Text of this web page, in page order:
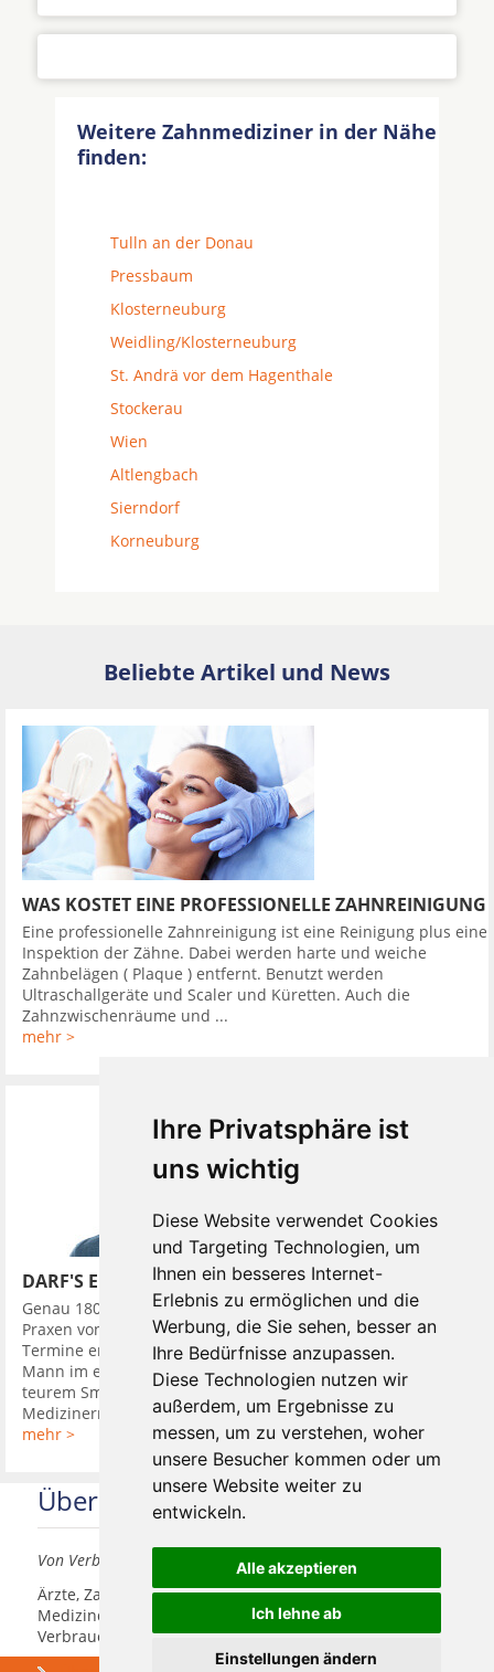
Ihre Privatsphäre ist
uns wichtig
Diese Website verwendet Cookies
und Targeting Technologien, um
Ihnen ein besseres Internet-
Erlebnis zu ermöglichen und die
Werbung, die Sie sehen, besser an
Ihre Bedürfnisse anzupassen.
Diese Technologien nutzen wir
außerdem, um Ergebnisse zu
messen, um zu verstehen, woher
unsere Besucher kommen oder um
unsere Website weiter zu
entwickeln.
Alle akzeptieren
Ich lehne ab
Einstellungen ändern
Weitere Zahnmediziner in der Nähe
finden:
Tulln an der Donau
Pressbaum
Klosterneuburg
Weidling/Klosterneuburg
St. Andrä vor dem Hagenthale
Stockerau
Wien
Altlengbach
Sierndorf
Korneuburg
Beliebte Artikel und News
WAS KOSTET EINE PROFESSIONELLE ZAHNREINIGUNG
Eine professionelle Zahnreinigung ist eine Reinigung plus eine
Inspektion der Zähne. Dabei werden harte und weiche
Zahnbelägen ( Plaque ) entfernt. Benutzt werden
Ultraschallgeräte und Scaler und Küretten. Auch die
Zahnzwischenräume und ...
mehr >
DARF'S EIN BISSCHEN MEHR SEIN?
Genau 180 Mal besuchte ein junger Züricher im Jahr 2016
Praxen von Zahnärzten. Das Besondere war: Bei der Hälfte der
Termine erschien er als gepflegter, Erfolg ausstrahlender
Mann im edlen Anzug und ausgestattet mit Accessoires, wie
teurem Smartphone, die Status symbolisierten. Den
Medizinern sagte ...
mehr >
Über uns
Von Verbrauchern für Verbraucher
Ärzte, Zahnärzte, Akustiker und andere
Medizindienstleister haben hier die Möglichkeit, sich
Verbrauchern vorzustellen.